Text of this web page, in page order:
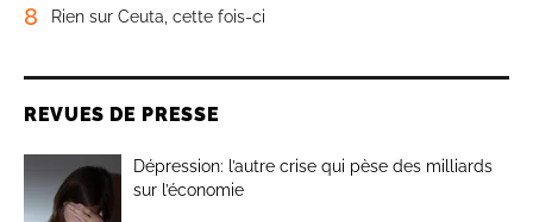
8 Rien sur Ceuta, cette fois-ci
REVUES DE PRESSE
Dépression: l’autre crise qui pèse des milliards
sur l’économie